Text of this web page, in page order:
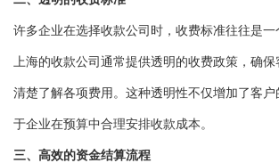
许多企业在选择收款公司时，收费标准往往是一
上海的收款公司通常提供透明的收费政策，确
清楚了解各项费用。这种透明性不仅增加了客
于企业在预算中合理安排收款成本。
三、高效的资金结算流程